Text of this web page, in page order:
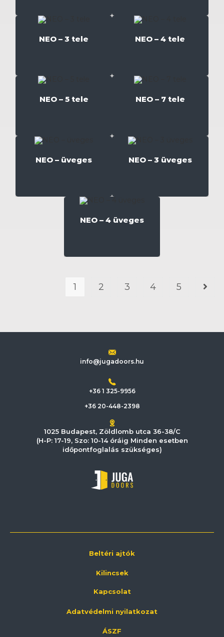
NEO – 3 tele NEO – 4 tele
NEO – 5 tele NEO – 7 tele
NEO – üveges NEO – 3 üveges
NEO – 4 üveges
1 2 3 4 5
info@jugadoors.hu
+36 1 325-9956
+36 20-448-2398
1025 Budapest, Zöldlomb utca 36-38/C
(H-P: 17-19, Szo: 10-14 óráig Minden esetben
időpontfoglalás szükséges)
Beltéri ajtók
Kilincsek
Kapcsolat
Adatvédelmi nyilatkozat
ÁSZF